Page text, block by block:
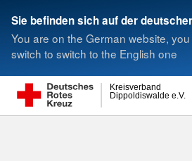
Sie befinden sich auf der
You are on the German website,
switch to switch to the English one
Dippoldiswalde e.V.
Kreisverband